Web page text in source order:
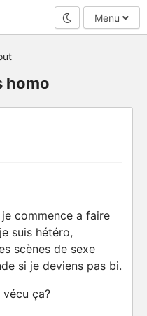
Mode nuit
Menu
homo
commence a faire
suis hétéro,
scènes de sexe
si je deviens pas bi.
ça?